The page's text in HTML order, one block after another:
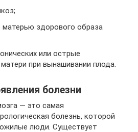
здорового образа
или острые
при вынашивании плода.
болезни
— это самая
болезнь, которой
люди. Существует